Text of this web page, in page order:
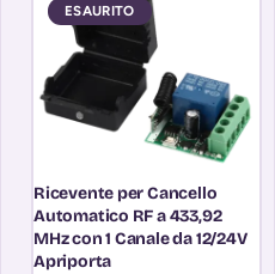
ESAURITO
Ricevente per Cancello
Automatico RF a 433,92
MHz con 1 Canale da 12/24V
Apriporta